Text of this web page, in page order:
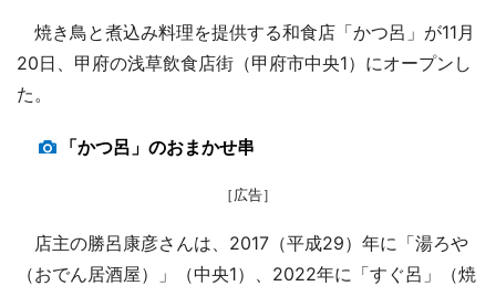
焼き鳥と煮込み料理を提供する和食店「かつ呂」が11月
20日、甲府の浅草飲食店街（甲府市中央1）にオープンし
た。
「かつ呂」のおまかせ串
［広告］
店主の勝呂康彦さんは、2017（平成29）年に「湯ろや
（おでん居酒屋）」（中央1）、2022年に「すぐ呂」（焼